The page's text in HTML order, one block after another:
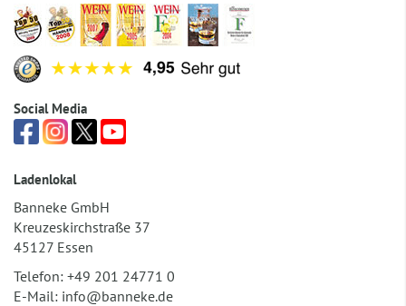
Social Media
Ladenlokal
Banneke GmbH
Kreuzeskirchstraße 37
45127 Essen
Telefon: +49 201 24771 0
E-Mail: info@banneke.de